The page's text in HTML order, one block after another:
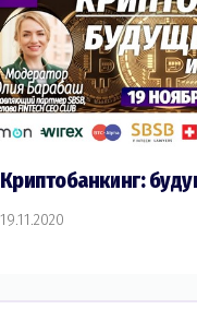
Криптобанкинг:
19.11.2020